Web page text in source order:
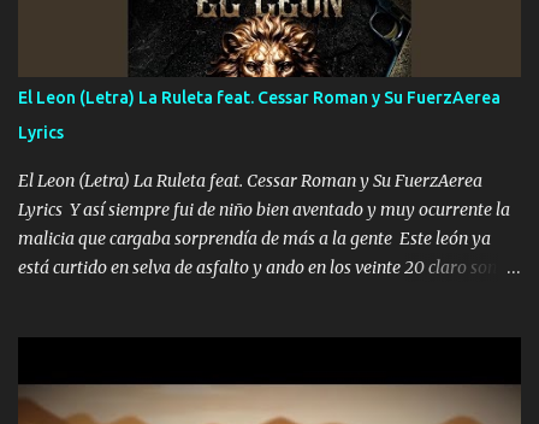
me fajó una Glock siempre armado todas las generaciones yo
traigo El chiste es que hago lo que quiero pues así soy me mandó
yo tengo el control a todos yo les paro el dedo soy hocicon un
malcriado un malandrón Que Les importa no saben nada falsas
las risas las que me miran hay gente corriente no quieren ve...
El Leon (Letra) La Ruleta feat. Cessar Roman y Su FuerzAerea
Lyrics
El Leon (Letra) La Ruleta feat. Cessar Roman y Su FuerzAerea
Lyrics Y así siempre fui de niño bien aventado y muy ocurrente la
malicia que cargaba sorprendía de más a la gente Este león ya
está curtido en selva de asfalto y ando en los veinte 20 claro son
pa más pues hay charola les voy a dar hasta topar pues no hay de
otra Música Surcando bien mi camino voy por mi línea no veo a